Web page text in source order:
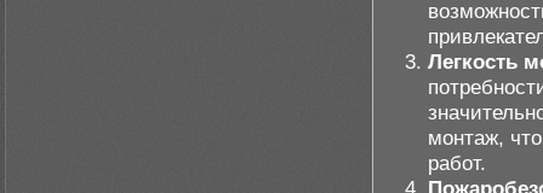
Легкость
монтаж,
работ.